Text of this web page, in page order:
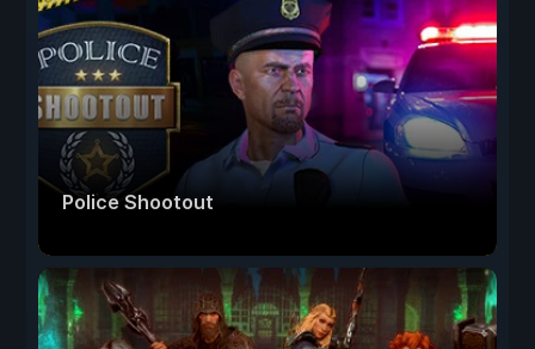
Police Shootout